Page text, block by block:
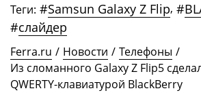
Теги: #Samsun Galaxy Z Flip, #
#слайдер
Ferra.ru / Новости / Телефоны /
Из сломанного Galaxy Z Flip5
QWERTY-клавиатурой BlackBerry